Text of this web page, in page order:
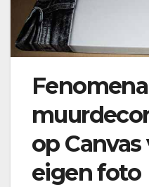
op
eigen foto